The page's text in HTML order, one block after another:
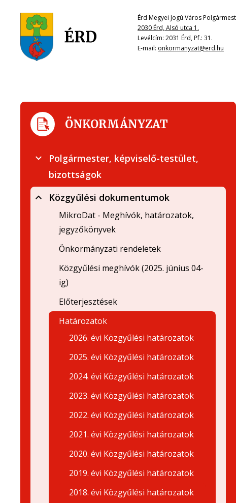
Érd Megyei Jogú Város
2030 Érd, Alsó utca 1.
Levélcím: 2031 Érd, Pf.: 31.
E-mail: onkormanyzat@erd.hu
ÖNKORMÁNYZAT
Polgármester, képviselő-testület,
bizottságok
Közgyűlési dokumentumok
MikroDat - Meghívók, határozatok,
jegyzőkönyvek
Önkormányzati rendeletek
Közgyűlési meghívók (2025. június 04-
ig)
Előterjesztések
Határozatok
2026. évi Közgyűlési határozatok
2025. évi Közgyűlési határozatok
2024. évi Közgyűlési határozatok
2023. évi Közgyűlési határozatok
2022. évi Közgyűlési határozatok
2021. évi Közgyűlési határozatok
2020. évi Közgyűlési határozatok
2019. évi Közgyűlési határozatok
2018. évi Közgyűlési határozatok